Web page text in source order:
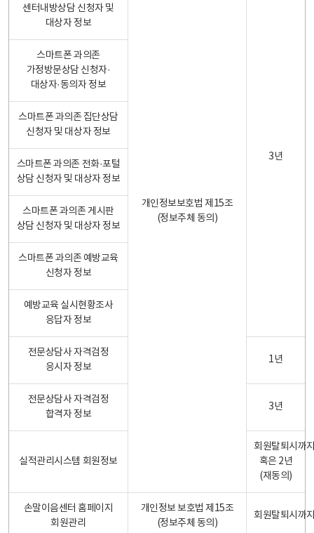
개인정보보호법 제15조
(정보주체 동의)
센터내방상담 신청자 및
대상자 정보
3년
스마트폰 과의존
가정방문상담 신청자·
대상자·동의자 정보
스마트폰 과의존 집단상담
신청자 및 대상자 정보
스마트폰 과의존 전화·포털
상담 신청자 및 대상자 정보
스마트폰 과의존 게시판
상담 신청자 및 대상자 정보
스마트폰 과의존 예방교육
신청자 정보
예방교육 실시현황조사
응답자 정보
전문상담사 자격검정
응시자 정보
1년
전문상담사 자격검정
합격자 정보
3년
실적관리시스템 회원정보
회원탈퇴시까
혹은 2년
(재동의)
손말이음센터 홈페이지
회원관리
개인정보 보호법 제15조
(정보주체 동의)
회원탈퇴시까